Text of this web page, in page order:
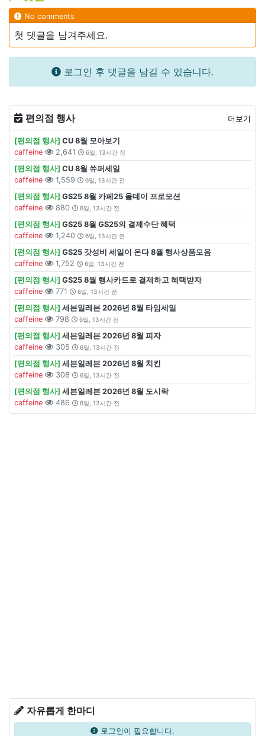
No comments
첫 댓글을 남겨주세요.
로그인 후 댓글을 남길 수 있습니다.
편의점 행사 더보기
[편의점 행사] CU 8월 모아보기
caffeine
2,641 6일, 13시간 전
[편의점 행사] CU 8월 쓔퍼세일
caffeine
1,559 6일, 13시간 전
[편의점 행사] GS25 8월 카페25 올데이 프로모션
caffeine
880 6일, 13시간 전
[편의점 행사] GS25 8월 GS25의 결제수단 혜택
caffeine
1,240 6일, 13시간 전
[편의점 행사] GS25 갓성비 세일이 온다 8월 행사상품모음
caffeine
1,752 6일, 13시간 전
[편의점 행사] GS25 8월 행사카드로 결제하고 혜택받자
caffeine
771 6일, 13시간 전
[편의점 행사] 세븐일레븐 2026년 8월 타임세일
caffeine
798 6일, 13시간 전
[편의점 행사] 세븐일레븐 2026년 8월 피자
caffeine
305 6일, 13시간 전
[편의점 행사] 세븐일레븐 2026년 8월 치킨
caffeine
308 6일, 13시간 전
[편의점 행사] 세븐일레븐 2026년 8월 도시락
caffeine
486 6일, 13시간 전
자유롭게 한마디
로그인이 필요합니다.